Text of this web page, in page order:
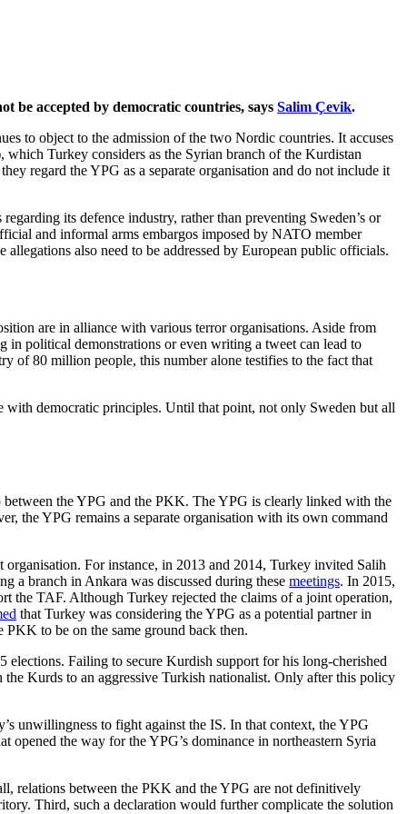
be accepted by democratic countries, says Salim Çevik.
to object to the admission of the two Nordic countries. It accuses
Turkey considers as the Syrian branch of the Kurdistan
regard the YPG as a separate organisation and do not include it
its defence industry, rather than preventing Sweden’s or
and informal arms embargos imposed by NATO member
also need to be addressed by European public officials.
are in alliance with various terror organisations. Aside from
in political demonstrations or even writing a tweet can lead to
of 80 million people, this number alone testifies to the fact that
with democratic principles. Until that point, not only Sweden but all
between the YPG and the PKK. The YPG is clearly linked with the
the YPG remains a separate organisation with its own command
For instance, in 2013 and 2014, Turkey invited Salih
a branch in Ankara was discussed during these meetings. In 2015,
the TAF. Although Turkey rejected the claims of a joint operation,
that Turkey was considering the YPG as a potential partner in
to be on the same ground back then.
elections. Failing to secure Kurdish support for his long-cherished
Kurds to an aggressive Turkish nationalist. Only after this policy
unwillingness to fight against the IS. In that context, the YPG
opened the way for the YPG’s dominance in northeastern Syria
relations between the PKK and the YPG are not definitively
Third, such a declaration would further complicate the solution